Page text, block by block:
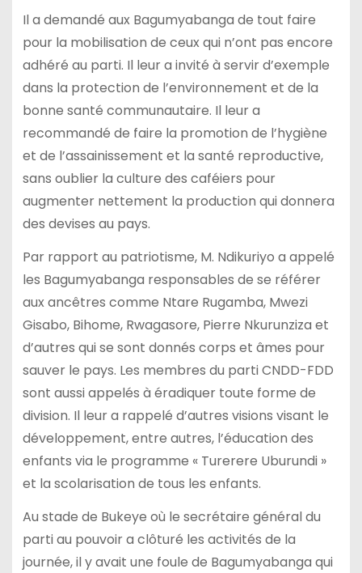
Il a demandé aux Bagumyabanga de tout faire
pour la mobilisation de ceux qui n’ont pas encore
adhéré au parti. Il leur a invité à servir d’exemple
dans la protection de l’environnement et de la
bonne santé communautaire. Il leur a
recommandé de faire la promotion de l’hygiène
et de l’assainissement et la santé reproductive,
sans oublier la culture des caféiers pour
augmenter nettement la production qui donnera
des devises au pays.
Par rapport au patriotisme, M. Ndikuriyo a appelé
les Bagumyabanga responsables de se référer
aux ancêtres comme Ntare Rugamba, Mwezi
Gisabo, Bihome, Rwagasore, Pierre Nkurunziza et
d’autres qui se sont donnés corps et âmes pour
sauver le pays. Les membres du parti CNDD-FDD
sont aussi appelés à éradiquer toute forme de
division. Il leur a rappelé d’autres visions visant le
développement, entre autres, l’éducation des
enfants via le programme « Turerere Uburundi »
et la scolarisation de tous les enfants.
Au stade de Bukeye où le secrétaire général du
parti au pouvoir a clôturé les activités de la
journée, il y avait une foule de Bagumyabanga qui